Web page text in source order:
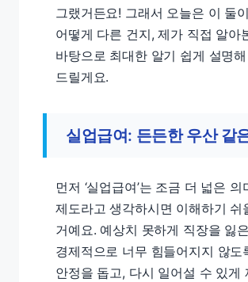
그랬거든요! 그래서 오늘은 이 둘
어떻게 다른 건지, 제가 직접 알아
바탕으로 최대한 알기 쉽게 설명해
드릴게요.
실업급여: 든든한 우산 같
먼저 ‘실업급여’는 조금 더 넓은 의
제도라고 생각하시면 이해하기 쉬
거예요. 예상치 못하게 직장을 잃
경제적으로 너무 힘들어지지 않도
안정을 돕고, 다시 일어설 수 있게